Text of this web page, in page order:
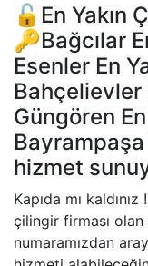
🔓En Yakın
🔑Bağcılar
Esenler En
Güngören
Bayrampaşa
hizmet
Kapıda mı
çilingir firması
numaramızdan